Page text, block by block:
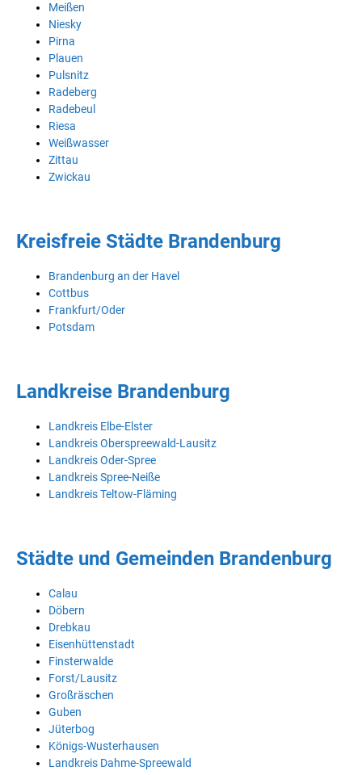
Meißen
Niesky
Pirna
Plauen
Pulsnitz
Radeberg
Radebeul
Riesa
Weißwasser
Zittau
Zwickau
Kreisfreie Städte Brandenburg
Brandenburg an der Havel
Cottbus
Frankfurt/Oder
Potsdam
Landkreise Brandenburg
Landkreis Elbe-Elster
Landkreis Oberspreewald-Lausitz
Landkreis Oder-Spree
Landkreis Spree-Neiße
Landkreis Teltow-Fläming
Städte und Gemeinden Brandenburg
Calau
Döbern
Drebkau
Eisenhüttenstadt
Finsterwalde
Forst/Lausitz
Großräschen
Guben
Jüterbog
Königs-Wusterhausen
Landkreis Dahme-Spreewald